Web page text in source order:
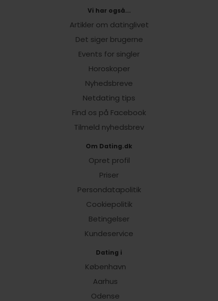
Vi har også...
Artikler om datinglivet
Det siger brugerne
Events for singler
Horoskoper
Nyhedsbreve
Netdating tips
Find os på Facebook
Tilmeld nyhedsbrev
Om Dating.dk
Opret profil
Priser
Persondatapolitik
Cookiepolitik
Betingelser
Kundeservice
Dating i
København
Aarhus
Odense